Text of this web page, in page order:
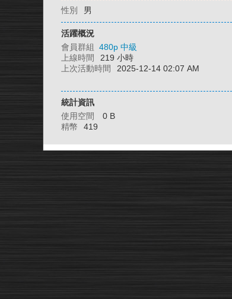
性別 男
活躍概況
會員群組 480p 中級
上線時間
219 小時
上次活動時間
2025-12-14 02:07 AM
統計資訊
使用空間
0 B
精幣
419